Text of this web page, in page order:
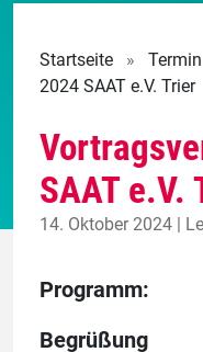
Startseite » Termin
2024 SAAT e.V. Trier
SAAT e.V.
14. Oktober 2024 |
Programm:
Begrüßung